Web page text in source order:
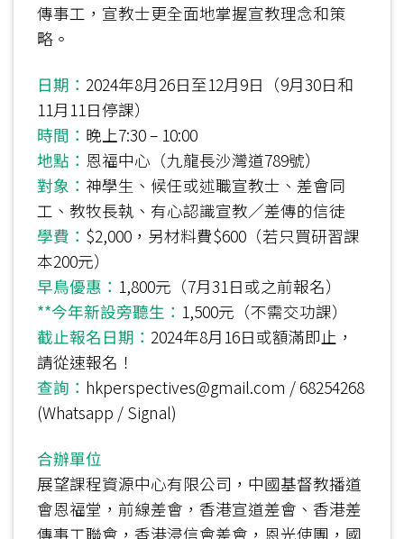
傳事工，宣教士更全面地掌握宣教理念和策
略。
日期： 2024年8月26日至12月9日（9月30日和
11月11日停課）
時間： 晚上7:30 – 10:00
地點： 恩福中心（九龍長沙灣道789號）
對象： 神學生、候任或述職宣教士、差會同
工、教牧長執、有心認識宣教／差傳的信徒
學費： $2,000，另材料費$600（若只買研習課
本200元）
早鳥優惠： 1,800元（7月31日或之前報名）
**今年新設旁聽生： 1,500元（不需交功課）
截止報名日期： 2024年8月16日或額滿即止，
請從速報名！
查詢： hkperspectives@gmail.com / 68254268
(Whatsapp / Signal)
合辦單位
展望課程資源中心有限公司，中國基督教播道
會恩福堂，前線差會，香港宣道差會、香港差
傳事工聯會，香港浸信會差會，恩光使團，國